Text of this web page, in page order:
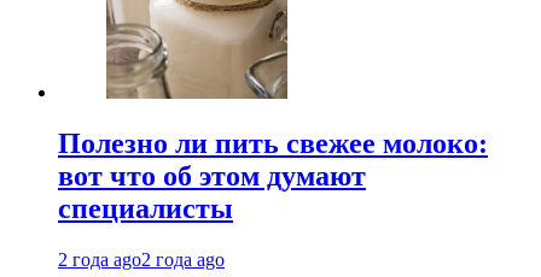
Полезно ли пить свежее молоко:
вот что об этом думают
специалисты
2 года ago2 года ago